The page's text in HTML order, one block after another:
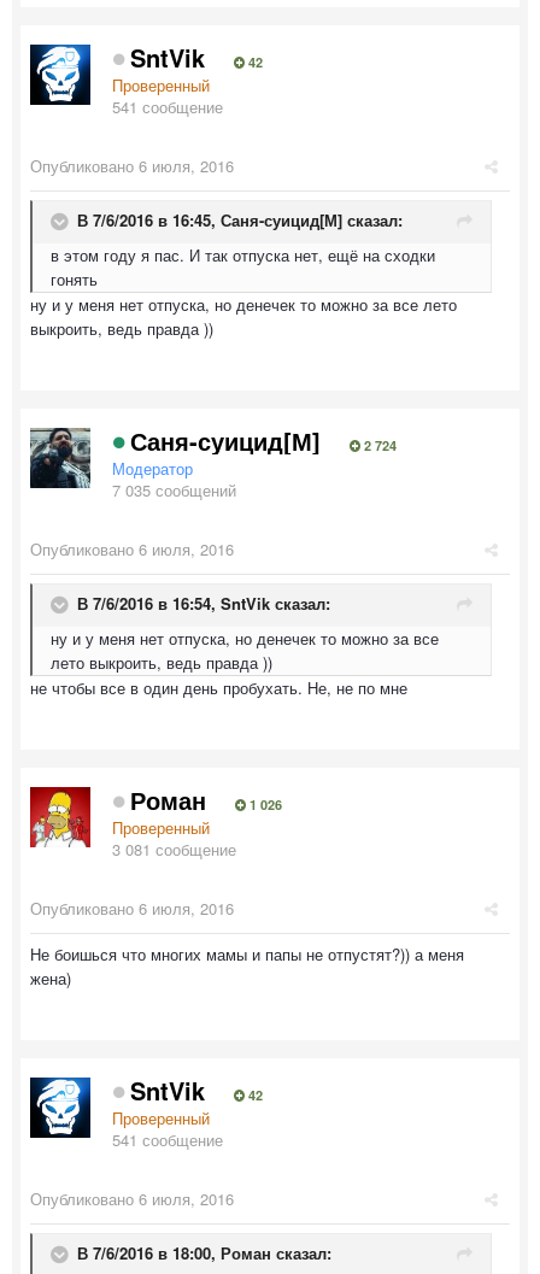
SntVik 42
Проверенный
541 сообщение
Опубликовано 6 июля, 2016
В 7/6/2016 в 16:45, Саня-суицид[М] сказал:
в этом году я пас. И так отпуска нет, ещё на сходки
гонять
ну и у меня нет отпуска, но денечек то можно за все лето
выкроить, ведь правда ))
Саня-суицид[М] 2 724
Модератор
7 035 сообщений
Опубликовано 6 июля, 2016
В 7/6/2016 в 16:54, SntVik сказал:
ну и у меня нет отпуска, но денечек то можно за все
лето выкроить, ведь правда ))
не чтобы все в один день пробухать. Не, не по мне
Роман 1 026
Проверенный
3 081 сообщение
Опубликовано 6 июля, 2016
Не боишься что многих мамы и папы не отпустят?)) а меня
жена)
SntVik 42
Проверенный
541 сообщение
Опубликовано 6 июля, 2016
В 7/6/2016 в 18:00, Роман сказал: